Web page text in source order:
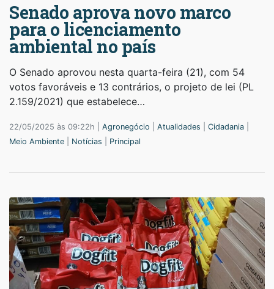
Senado aprova novo marco
para o licenciamento
ambiental no país
O Senado aprovou nesta quarta-feira (21), com 54
votos favoráveis e 13 contrários, o projeto de lei (PL
2.159/2021) que estabelece…
22/05/2025 às 09:22h | Agronegócio Atualidades Cidadania
Meio Ambiente
Notícias Principal